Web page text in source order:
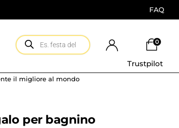
FAQ
0
Trustpilot
il migliore al mondo
per bagnino